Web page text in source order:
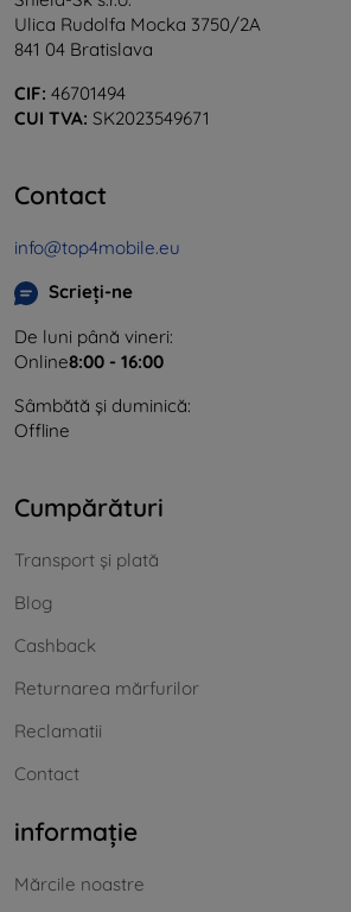
Ulica Rudolfa Mocka 3750/2A
841 04 Bratislava
CIF: 46701494
CUI TVA: SK2023549671
Contact
info@top4mobile.eu
Scrieți-ne
De luni până vineri:
Online8:00 - 16:00
Sâmbătă și duminică:
Offline
Cumpărături
Transport și plată
Blog
Cashback
Returnarea mărfurilor
Reclamatii
Contact
informație
Mărcile noastre